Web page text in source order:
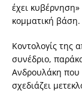
έχει
κομματική
Κοντολογίς της
συνέδριο,
Ανδρουλάκη που
σχεδιάζει